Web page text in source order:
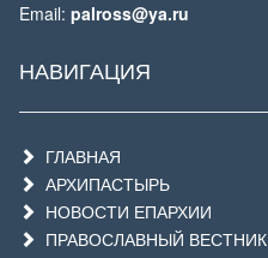
Email: palross@ya.ru
НАВИГАЦИЯ
ГЛАВНАЯ
АРХИПАСТЫРЬ
НОВОСТИ ЕПАРХИИ
ПРАВОСЛАВНЫЙ ВЕСТНИК